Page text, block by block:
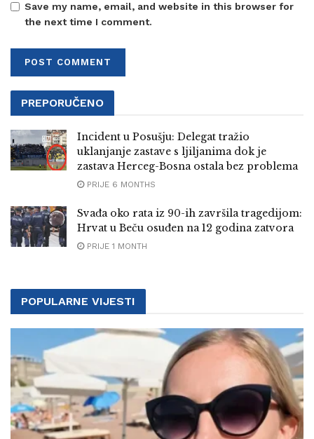
Save my name, email, and website in this browser for
the next time I comment.
PREPORUČENO
Incident u Posušju: Delegat tražio
uklanjanje zastave s ljiljanima dok je
zastava Herceg-Bosna ostala bez problema
PRIJE 6 MONTHS
Svađa oko rata iz 90-ih završila tragedijom:
Hrvat u Beču osuđen na 12 godina zatvora
PRIJE 1 MONTH
POPULARNE VIJESTI